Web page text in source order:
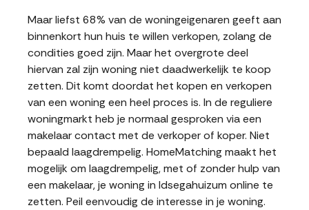
Maar liefst 68% van de woningeigenaren geeft aan
binnenkort hun huis te willen verkopen, zolang de
condities goed zijn. Maar het overgrote deel
hiervan zal zijn woning niet daadwerkelijk te koop
zetten. Dit komt doordat het kopen en verkopen
van een woning een heel proces is. In de reguliere
woningmarkt heb je normaal gesproken via een
makelaar contact met de verkoper of koper. Niet
bepaald laagdrempelig. HomeMatching maakt het
mogelijk om laagdrempelig, met of zonder hulp van
een makelaar, je woning in Idsegahuizum online te
zetten. Peil eenvoudig de interesse in je woning.